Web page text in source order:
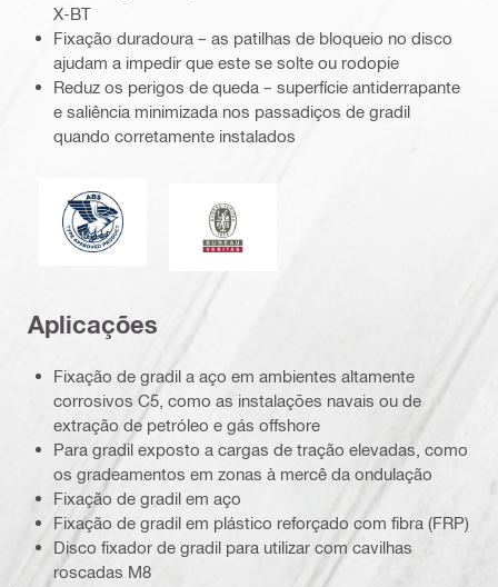
X-BT
Fixação duradoura – as patilhas de bloqueio no disco
ajudam a impedir que este se solte ou rodopie
Reduz os perigos de queda – superfície antiderrapante
e saliência minimizada nos passadiços de gradil
quando corretamente instalados
American Bureau of Shipping
Bureau Veritas
Aplicações
Fixação de gradil a aço em ambientes altamente
corrosivos C5, como as instalações navais ou de
extração de petróleo e gás offshore
Para gradil exposto a cargas de tração elevadas, como
os gradeamentos em zonas à mercê da ondulação
Fixação de gradil em aço
Fixação de gradil em plástico reforçado com fibra (FRP)
Disco fixador de gradil para utilizar com cavilhas
roscadas M8